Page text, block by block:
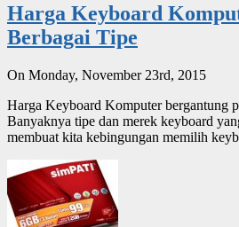
Harga Keyboard
Berbagai Tipe
On Monday, November 23rd, 2015
Harga Keyboard Komputer bergantung
Banyaknya tipe dan merek keyboard
membuat kita kebingungan memilih